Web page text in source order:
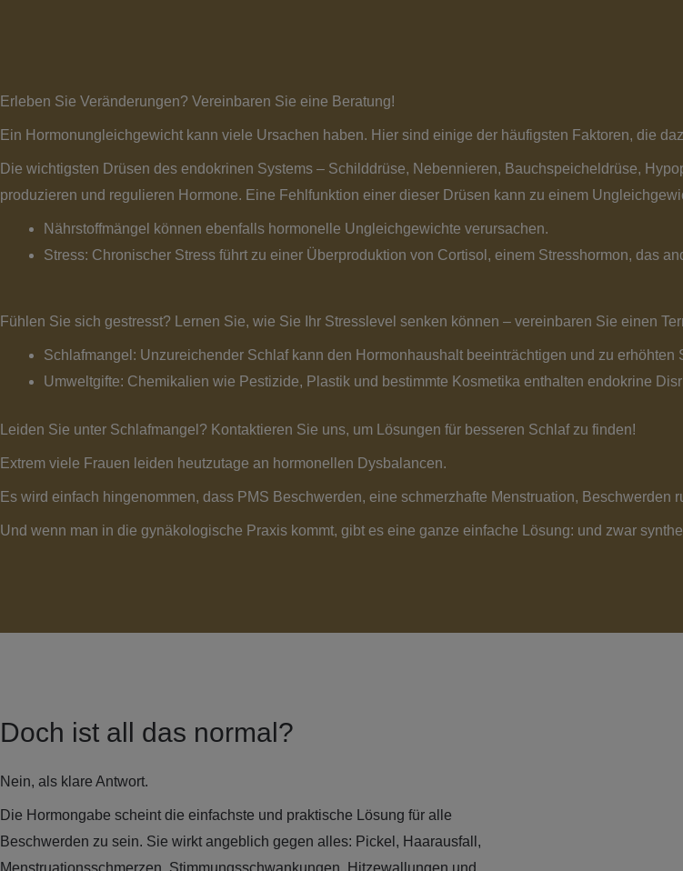
Erleben Sie Veränderungen? Vereinbaren Sie eine Beratung!
Ein Hormonungleichgewicht kann viele Ursachen haben. Hier sind einige der häufigsten Faktoren, die
Die wichtigsten Drüsen des endokrinen Systems – Schilddrüse, Nebennieren, Bauchspeicheldrüse,
produzieren und regulieren Hormone. Eine Fehlfunktion einer dieser Drüsen kann zu einem
Nährstoffmängel können ebenfalls hormonelle Ungleichgewichte verursachen.
Stress: Chronischer Stress führt zu einer Überproduktion von Cortisol, einem Stresshormon, das
Fühlen Sie sich gestresst? Lernen Sie, wie Sie Ihr Stresslevel senken können – vereinbaren Sie einen
Schlafmangel: Unzureichender Schlaf kann den Hormonhaushalt beeinträchtigen und zu erhöhten
Umweltgifte: Chemikalien wie Pestizide, Plastik und bestimmte Kosmetika enthalten endokrine
Leiden Sie unter Schlafmangel? Kontaktieren Sie uns, um Lösungen für besseren Schlaf zu finden!
Extrem viele Frauen leiden heutzutage an hormonellen Dysbalancen.
Es wird einfach hingenommen, dass PMS Beschwerden, eine schmerzhafte Menstruation, Beschwerden
Und wenn man in die gynäkologische Praxis kommt, gibt es eine ganze einfache Lösung: und zwar
Doch ist all das normal?
Nein, als klare Antwort.
Die Hormongabe scheint die einfachste und praktische Lösung für alle
Beschwerden zu sein. Sie wirkt angeblich gegen alles: Pickel, Haarausfall,
Menstruationsschmerzen, Stimmungsschwankungen, Hitzewallungen und